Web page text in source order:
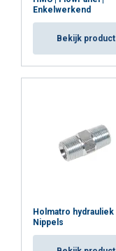
Enkelwerkend
Bekijk product
Holmatro hydrauliek
Nippels